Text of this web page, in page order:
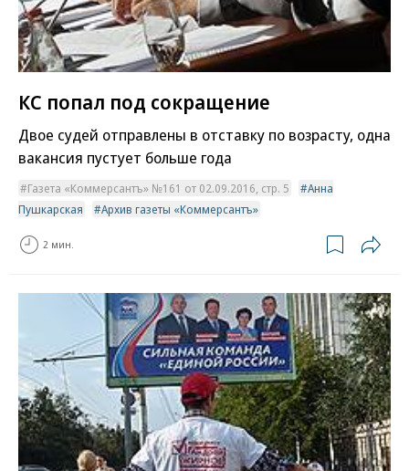
КС попал под сокращение
Двое судей отправлены в отставку по возрасту, одна
вакансия пустует больше года
Газета «Коммерсантъ» №161 от 02.09.2016, стр. 5
Анна
Пушкарская
Архив газеты «Коммерсантъ»
2 мин.